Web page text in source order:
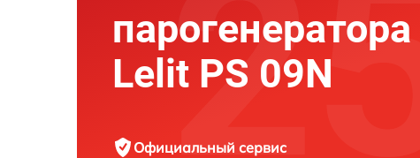
парогенератора
Lelit PS 09N
Официальный сервис